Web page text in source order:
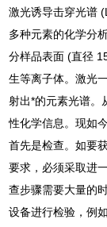
激光诱导击穿光谱
多种元素的化学分
分样品表面 (直径
生等离子体。激光
射出*的元素光谱。
性化学信息。现如
首先是检查。如要
要求，必须采取进
查步骤需要大量的
设备进行检验，例